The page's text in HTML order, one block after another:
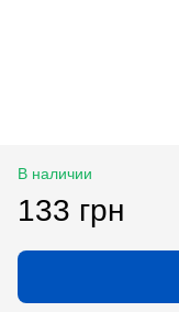
В наличии
133 грн